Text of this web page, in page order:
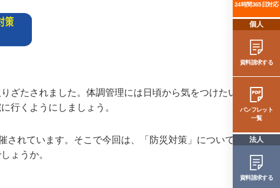
ざたされました。体調管理には日頃から気をつけたい
行くようにしましょう。
れています。そこで今回は、「防災対策」について
ょうか。
24時間365日対応
個人
資料請求する
パンフレット
一覧
法人
資料請求する